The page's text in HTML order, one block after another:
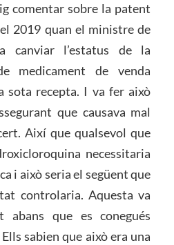
comentar sobre la patent
2019 quan el ministre de
canviar l’estatus de la
medicament de venda
sota recepta. I va fer això
que causava mal
Així que qualsevol que
necessitaria
i això seria el següent que
controlaria. Aquesta va
que es conegués
sabien que això era una